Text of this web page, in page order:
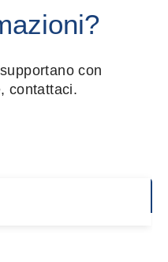
con
contattaci.